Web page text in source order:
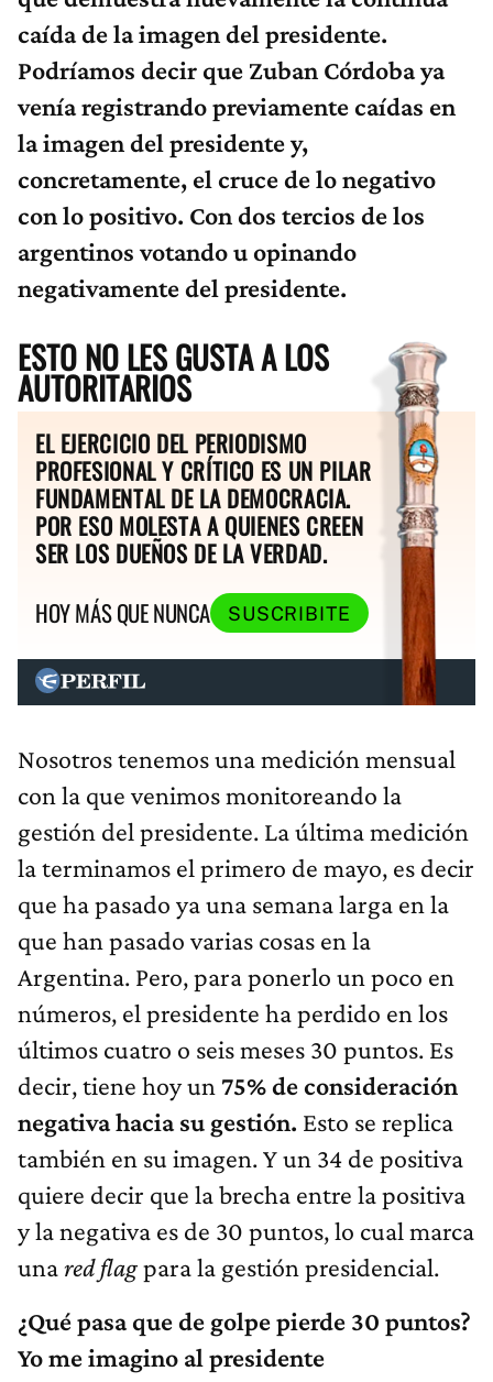
caída de la imagen del presidente.
Podríamos decir que Zuban Córdoba ya
venía registrando previamente caídas en
la imagen del presidente y,
concretamente, el cruce de lo negativo
con lo positivo. Con dos tercios de los
argentinos votando u opinando
negativamente del presidente.
ESTO NO LES GUSTA A LOS
AUTORITARIOS
EL EJERCICIO DEL PERIODISMO
PROFESIONAL Y CRÍTICO ES UN PILAR
FUNDAMENTAL DE LA DEMOCRACIA.
POR ESO MOLESTA A QUIENES CREEN
SER LOS DUEÑOS DE LA VERDAD.
HOY MÁS QUE NUNCA
SUSCRIBITE
Nosotros tenemos una medición mensual
con la que venimos monitoreando la
gestión del presidente. La última medición
la terminamos el primero de mayo, es decir
que ha pasado ya una semana larga en la
que han pasado varias cosas en la
Argentina. Pero, para ponerlo un poco en
números, el presidente ha perdido en los
últimos cuatro o seis meses 30 puntos. Es
decir, tiene hoy un 75% de consideración
negativa hacia su gestión. Esto se replica
también en su imagen. Y un 34 de positiva
quiere decir que la brecha entre la positiva
y la negativa es de 30 puntos, lo cual marca
unared flagpara la gestión presidencial.
¿Qué pasa que de golpe pierde 30 puntos?
Yo me imagino al presidente